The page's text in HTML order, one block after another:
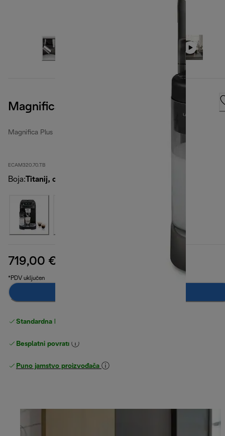
Magnifica Plus
Magnifica Plus
ECAM320.70.TB
Boja: Titanij, crna
719,00 € izvorna cijena 799,90 €
*PDV uključen
Standardna besplatna
Besplatni povrati
Puno jamstvo proizvođača